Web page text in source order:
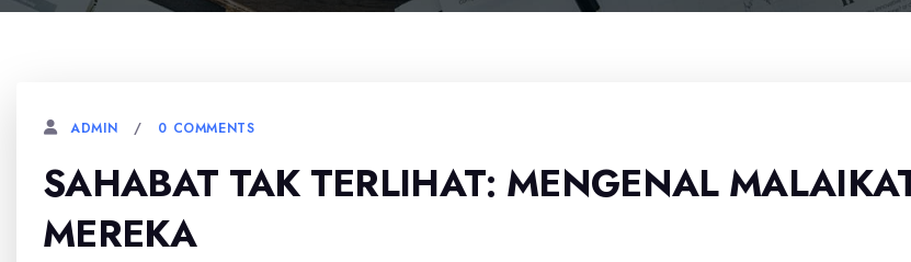
ADMIN 0 COMMENTS
SAHABAT TAK TERLIHAT: MENGENAL
MEREKA